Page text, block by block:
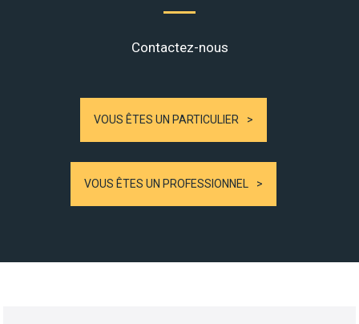
Contactez-nous
VOUS ÊTES UN PARTICULIER
VOUS ÊTES UN PROFESSIONNEL